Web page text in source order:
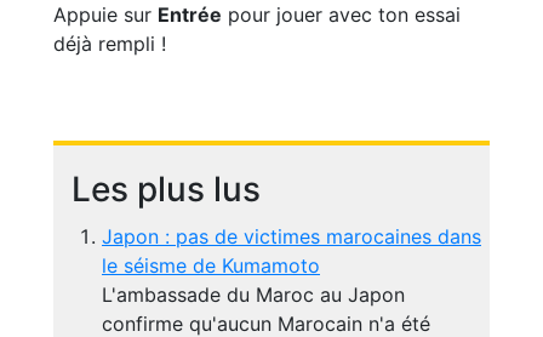
Appuie sur Entrée pour jouer avec ton essai
déjà rempli !
Les plus lus
Japon : pas de victimes marocaines dans
le séisme de Kumamoto
L'ambassade du Maroc au Japon
confirme qu'aucun Marocain n'a été